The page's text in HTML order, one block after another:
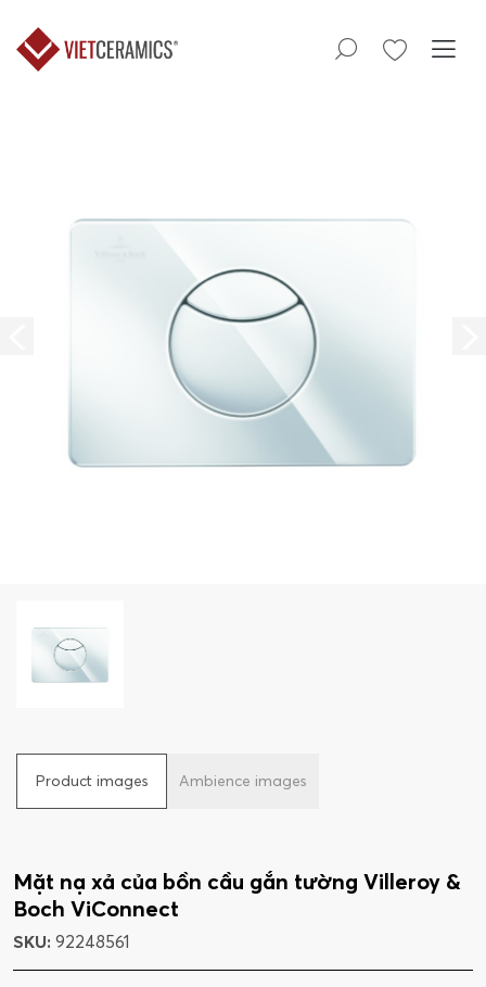
Product images Ambience images
Mặt nạ xả của bồn cầu gắn tường Villeroy &
Boch ViConnect
SKU: 92248561